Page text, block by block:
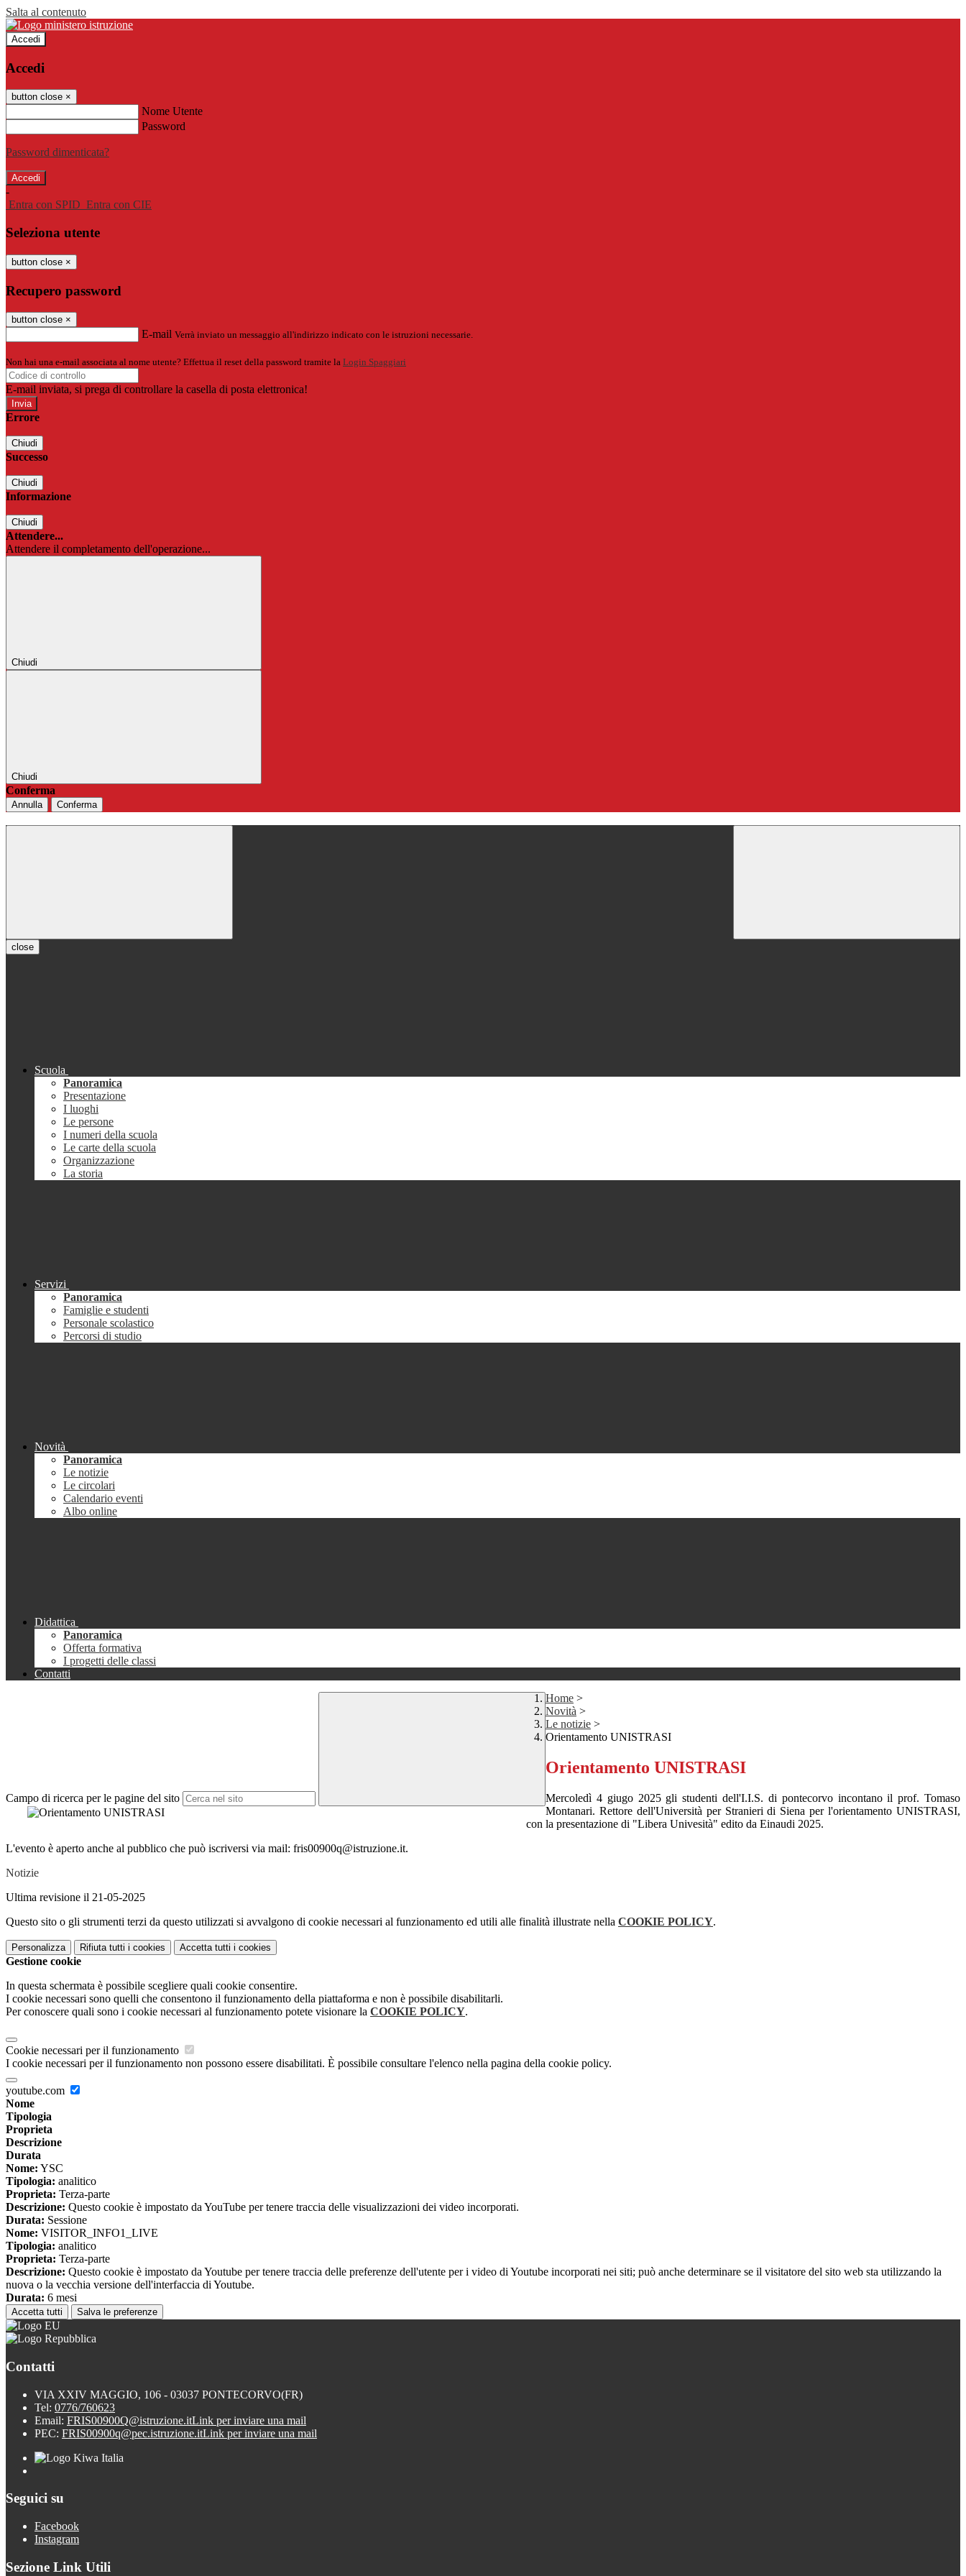
Salta al contenuto
Accedi
Accedi
button close ×
Nome Utente
Password
Password dimenticata?
-
Entra con SPID Entra con CIE
Seleziona utente
button close ×
Recupero password
button close ×
E-mail Verrà inviato un messaggio all'indirizzo indicato con le istruzioni necessarie.
Non hai una e-mail associata al nome utente? Effettua il reset della password tramite la Login Spaggiari
E-mail inviata, si prega di controllare la casella di posta elettronica!
Errore
Chiudi
Successo
Chiudi
Informazione
Chiudi
Attendere...
Attendere il completamento dell'operazione...
Chiudi
Chiudi
Conferma
Annulla Conferma
close
Scuola
Panoramica
Presentazione
I luoghi
Le persone
I numeri della scuola
Le carte della scuola
Organizzazione
La storia
Servizi
Panoramica
Famiglie e studenti
Personale scolastico
Percorsi di studio
Novità
Panoramica
Le notizie
Le circolari
Calendario eventi
Albo online
Didattica
Panoramica
Offerta formativa
I progetti delle classi
Contatti
Campo di ricerca per le pagine del sito
Home >
Novità >
Le notizie >
Orientamento UNISTRASI
Orientamento UNISTRASI
Mercoledì 4 giugo 2025 gli studenti dell'I.I.S. di pontecorvo incontano il prof. Tomaso
Montanari. Rettore dell'Università per Stranieri di Siena per l'orientamento UNISTRASI,
con la presentazione di "Libera Univesità" edito da Einaudi 2025.
L'evento è aperto anche al pubblico che può iscriversi via mail: fris00900q@istruzione.it.
Notizie
Ultima revisione il 21-05-2025
Questo sito o gli strumenti terzi da questo utilizzati si avvalgono di cookie necessari al funzionamento ed utili alle finalità illustrate nella COOKIE POLICY.
Personalizza Rifiuta tutti i cookies Accetta tutti i cookies
Gestione cookie
In questa schermata è possibile scegliere quali cookie consentire.
I cookie necessari sono quelli che consentono il funzionamento della piattaforma e non è possibile disabilitarli.
Per conoscere quali sono i cookie necessari al funzionamento potete visionare la COOKIE POLICY.
Cookie necessari per il funzionamento
I cookie necessari per il funzionamento non possono essere disabilitati. È possibile consultare l'elenco nella pagina della cookie policy.
youtube.com
Nome
Tipologia
Proprieta
Descrizione
Durata
Nome: YSC
Tipologia: analitico
Proprieta: Terza-parte
Descrizione: Questo cookie è impostato da YouTube per tenere traccia delle visualizzazioni dei video incorporati.
Durata: Sessione
Nome: VISITOR_INFO1_LIVE
Tipologia: analitico
Proprieta: Terza-parte
Descrizione: Questo cookie è impostato da Youtube per tenere traccia delle preferenze dell'utente per i video di Youtube incorporati nei siti; può anche determinare se il visitatore del sito web sta utilizzando la
nuova o la vecchia versione dell'interfaccia di Youtube.
Durata: 6 mesi
Accetta tutti Salva le preferenze
Contatti
VIA XXIV MAGGIO, 106 - 03037 PONTECORVO(FR)
Tel: 0776/760623
Email: FRIS00900Q@istruzione.itLink per inviare una mail
PEC: FRIS00900q@pec.istruzione.itLink per inviare una mail
Seguici su
Facebook
Instagram
Sezione Link Utili